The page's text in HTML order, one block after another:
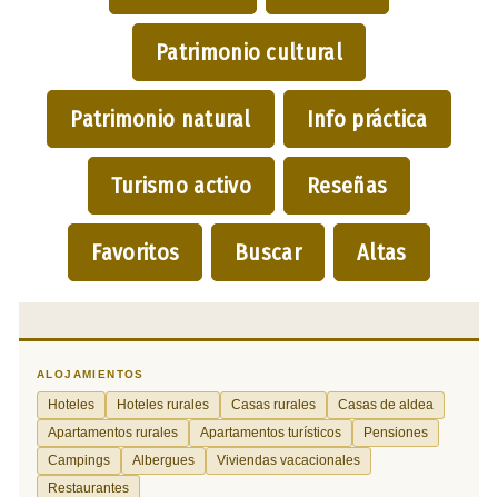
Patrimonio cultural
Patrimonio natural Info práctica
Turismo activo Reseñas
Favoritos Buscar Altas